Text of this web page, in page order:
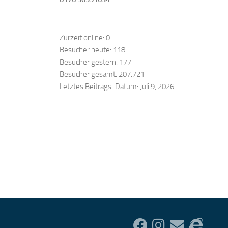
Zurzeit online: 0
Besucher heute: 118
Besucher gestern: 177
Besucher gesamt: 207.721
Letztes Beitrags-Datum: Juli 9, 2026